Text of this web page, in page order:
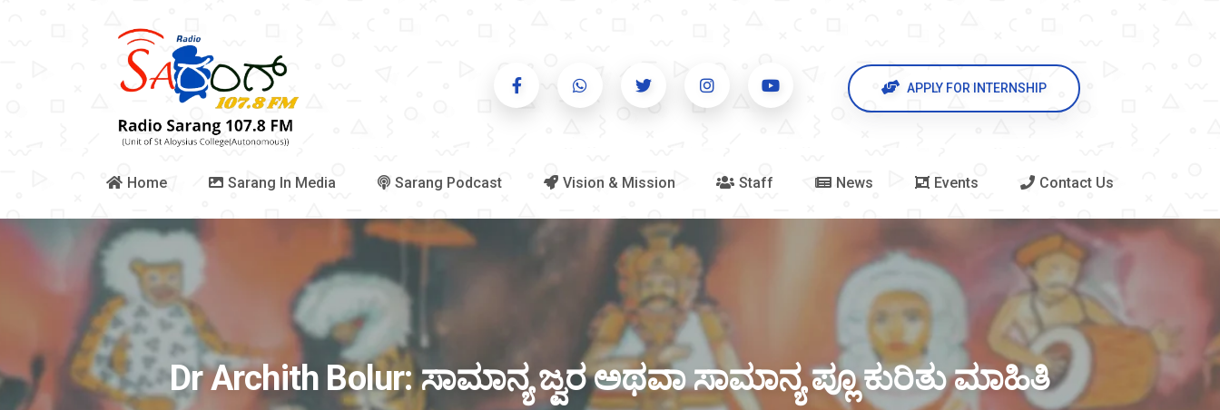
APPLY FOR INTERNSHIP
Home Sarang In Media Sarang Podcast Vision & Mission Staff News Events Contact Us
Dr Archith Bolur: ಸಾಮಾನ್ಯ ಜ್ವರ ಅಥವಾ ಸಾಮಾನ್ಯ ಪ್ಲೂ ಕುರಿತು ಮಾಹಿತಿ